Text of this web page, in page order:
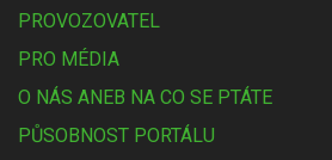
PROVOZOVATEL
PRO MÉDIA
O NÁS ANEB NA CO SE PTÁTE
PŮSOBNOST PORTÁLU